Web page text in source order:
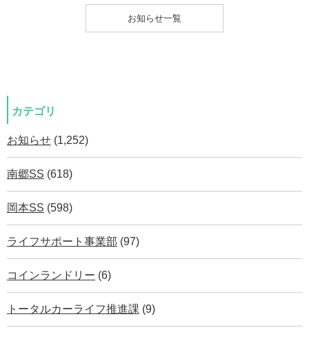
お知らせ一覧
カテゴリ
お知らせ (1,252)
南郷SS (618)
岡本SS (598)
ライフサポート事業部 (97)
コインランドリー (6)
トータルカーライフ推進課 (9)